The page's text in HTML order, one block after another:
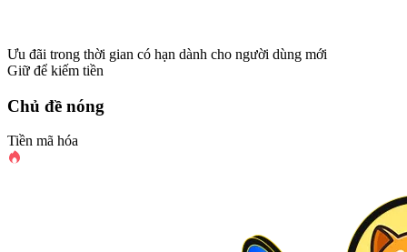
Ưu đãi trong thời gian có hạn dành cho người dùng mới
Giữ để kiếm tiền
Chủ đề nóng
Tiền mã hóa